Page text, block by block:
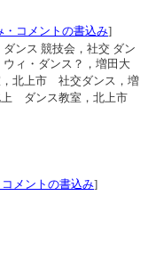
・コメントの書込み]
ンス 競技会，社交 ダン
ィ・ダンス？，増田大
北上市 社交ダンス，増
上 ダンス教室，北上市
メントの書込み]